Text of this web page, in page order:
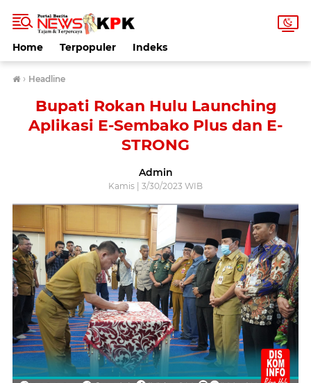
Home Terpopuler Indeks
› Headline
Bupati Rokan Hulu Launching
Aplikasi E-Sembako Plus dan E-
STRONG
Admin
Kamis | 3/30/2023 WIB